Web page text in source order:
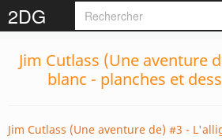
2DG
Jim Cutlass (Une aventure
blanc - planches et
Jim Cutlass (Une aventure de) #3 -